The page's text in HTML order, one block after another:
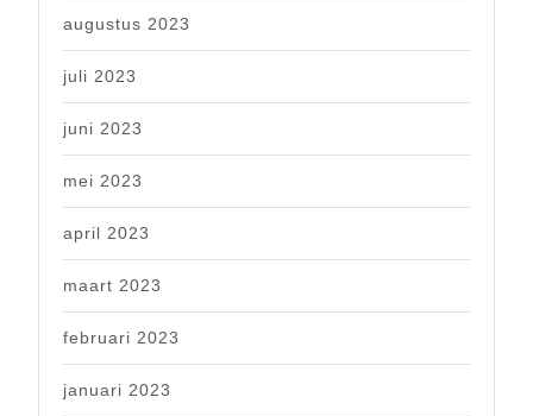
augustus 2023
juli 2023
juni 2023
mei 2023
april 2023
maart 2023
februari 2023
januari 2023